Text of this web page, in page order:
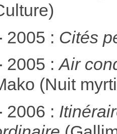
2005 : Cités
2005 :Air
(Nuit
2006 :